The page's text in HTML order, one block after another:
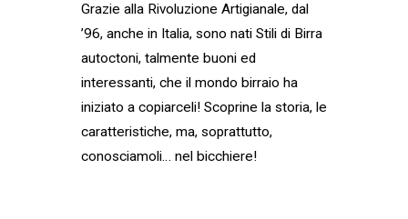
Grazie alla Rivoluzione Artigianale, dal
’96, anche in Italia, sono nati Stili di Birra
autoctoni, talmente buoni ed
interessanti, che il mondo birraio ha
iniziato a copiarceli! Scoprine la storia, le
caratteristiche, ma, soprattutto,
conosciamoli… nel bicchiere!